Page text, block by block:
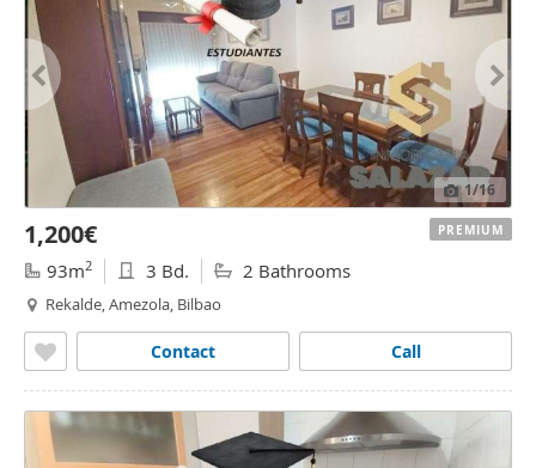
1/16
1,200€
93m2 3 Bd. 2 Bathrooms
Rekalde, Amezola, Bilbao
Call
Contact
PREMIUM